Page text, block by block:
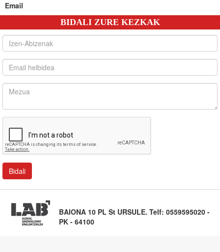
Email
BIDALI ZURE KEZKAK
BAIONA 10 PL St URSULE. Telf: 0559595020 -
PK - 64100